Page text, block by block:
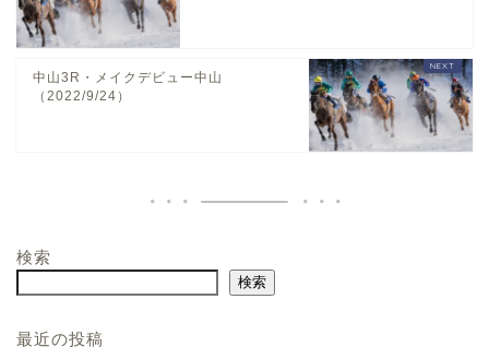
中山3R・メイクデビュー中山
（2022/9/24）
検索
検索
最近の投稿